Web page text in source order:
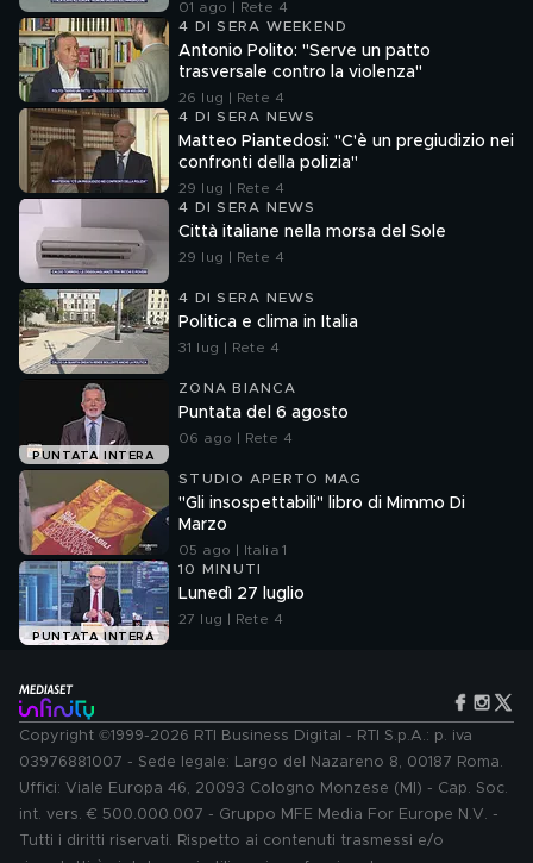
01 ago | Rete 4
4 DI SERA WEEKEND
Antonio Polito: "Serve un patto
trasversale contro la violenza"
26 lug | Rete 4
4 DI SERA NEWS
Matteo Piantedosi: "C'è un pregiudizio nei
confronti della polizia"
29 lug | Rete 4
4 DI SERA NEWS
Città italiane nella morsa del Sole
29 lug | Rete 4
4 DI SERA NEWS
Politica e clima in Italia
31 lug | Rete 4
PUNTATA INTERA
ZONA BIANCA
Puntata del 6 agosto
06 ago | Rete 4
STUDIO APERTO MAG
"Gli insospettabili" libro di Mimmo Di
Marzo
05 ago | Italia 1
PUNTATA INTERA
10 MINUTI
Lunedì 27 luglio
27 lug | Rete 4
Copyright ©1999-2026 RTI Business Digital - RTI S.p.A.: p. iva
03976881007 - Sede legale: Largo del Nazareno 8, 00187 Roma.
Uffici: Viale Europa 46, 20093 Cologno Monzese (MI) - Cap. Soc.
int. vers. € 500.000.007 - Gruppo MFE Media For Europe N.V. -
Tutti i diritti riservati. Rispetto ai contenuti trasmessi e/o